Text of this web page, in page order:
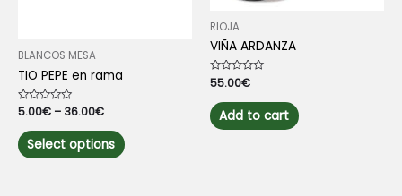
BLANCOS MESA
TIO PEPE en rama
Rated
out
of
5
5.00€ – 36.00€
Select options product
RIOJA
VIÑA ARDANZA
Rated
0
out
of
5
55.00€
Add to cart